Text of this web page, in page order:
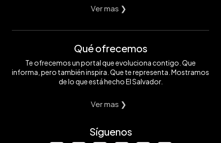
Ver mas ❯
Qué ofrecemos
Te ofrecemos un portal que evoluciona contigo. Que
informa, pero también inspira. Que te representa. Mostramos
de lo que está hecho El Salvador.
Ver mas ❯
Síguenos